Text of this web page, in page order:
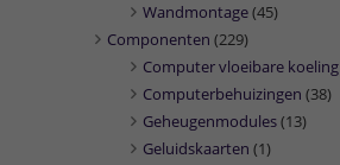
Wandmontage(45)
Componenten (229)
Computer vloeibare koeling
Computerbehuizingen (38)
Geheugenmodules(13)
Geluidskaarten (1)